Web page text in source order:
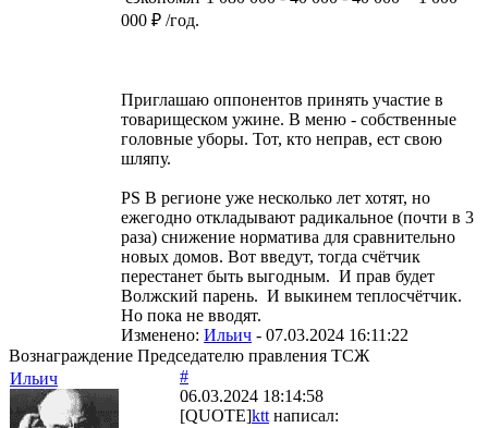
000 ₽ /год.
Приглашаю оппонентов принять участие в
товарищеском ужине. В меню - собственные
головные уборы. Тот, кто неправ, ест свою
шляпу.
PS В регионе уже несколько лет хотят, но
ежегодно откладывают радикальное (почти в 3
раза) снижение норматива для сравнительно
новых домов. Вот введут, тогда счётчик
перестанет быть выгодным. И прав будет
Волжский парень. И выкинем теплосчётчик.
Но пока не вводят.
Изменено: Ильич - 07.03.2024 16:11:22
Вознаграждение Председателю правления ТСЖ
Ильич
#
06.03.2024 18:14:58
[QUOTE]ktt написал: